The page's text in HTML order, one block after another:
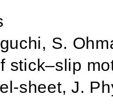
S.
stick–slip
sheet, J.